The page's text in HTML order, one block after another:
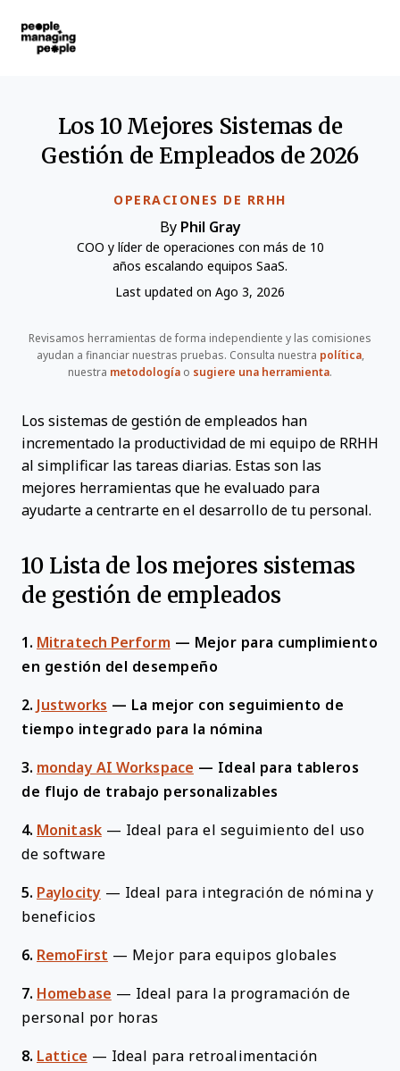
OPERACIONES DE RRHH
Los 10 Mejores Sistemas de
Gestión de Empleados de 2026
By Phil Gray
COO y líder de operaciones con más de 10
años escalando equipos SaaS.
Last updated on Ago 3, 2026
Revisamos herramientas de forma independiente y las comisiones
ayudan a financiar nuestras pruebas. Consulta nuestra política,
nuestra metodología o sugiere una herramienta.
Los sistemas de gestión de empleados han
incrementado la productividad de mi equipo de RRHH
al simplificar las tareas diarias. Estas son las
mejores herramientas que he evaluado para
ayudarte a centrarte en el desarrollo de tu personal.
10 Lista de los mejores sistemas
de gestión de empleados
1. Mitratech Perform — Mejor para cumplimiento
en gestión del desempeño
2. Justworks — La mejor con seguimiento de
tiempo integrado para la nómina
3. monday AI Workspace — Ideal para tableros
de flujo de trabajo personalizables
4. Monitask — Ideal para el seguimiento del uso
de software
5. Paylocity — Ideal para integración de nómina y
beneficios
6. RemoFirst — Mejor para equipos globales
7. Homebase — Ideal para la programación de
personal por horas
8. Lattice — Ideal para retroalimentación